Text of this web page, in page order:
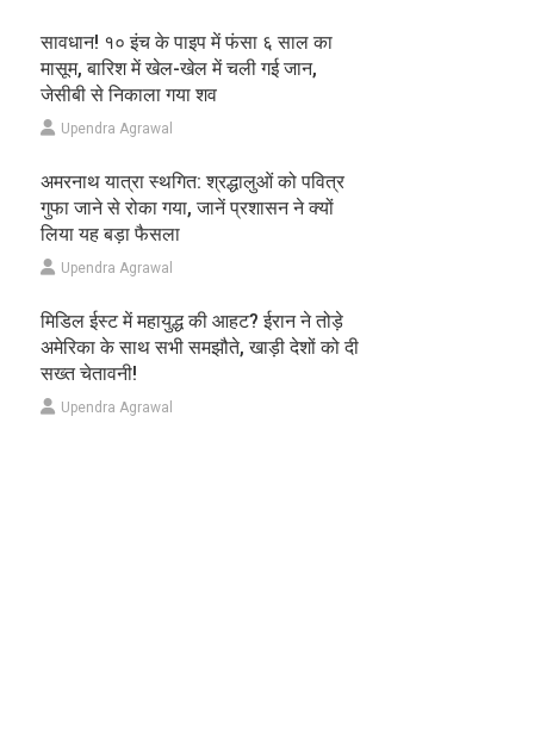
सावधान! १० इंच के पाइप में फंसा ६ साल का
मासूम, बारिश में खेल-खेल में चली गई जान,
जेसीबी से निकाला गया शव
Upendra Agrawal
अमरनाथ यात्रा स्थगित: श्रद्धालुओं को पवित्र
गुफा जाने से रोका गया, जानें प्रशासन ने क्यों
लिया यह बड़ा फैसला
Upendra Agrawal
मिडिल ईस्ट में महायुद्ध की आहट? ईरान ने तोड़े
अमेरिका के साथ सभी समझौते, खाड़ी देशों को दी
सख्त चेतावनी!
Upendra Agrawal